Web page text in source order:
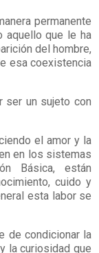
permanente
aquello que le ha
del hombre,
esa coexistencia
ser un sujeto con
el amor y la
en los sistemas
Básica, están
cuido y
esta labor se
de condicionar la
la curiosidad que